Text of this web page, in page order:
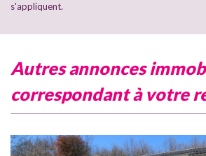
Maisons
Appartements
s'appliquent.
autres annonces immobilières
correspondant à votre